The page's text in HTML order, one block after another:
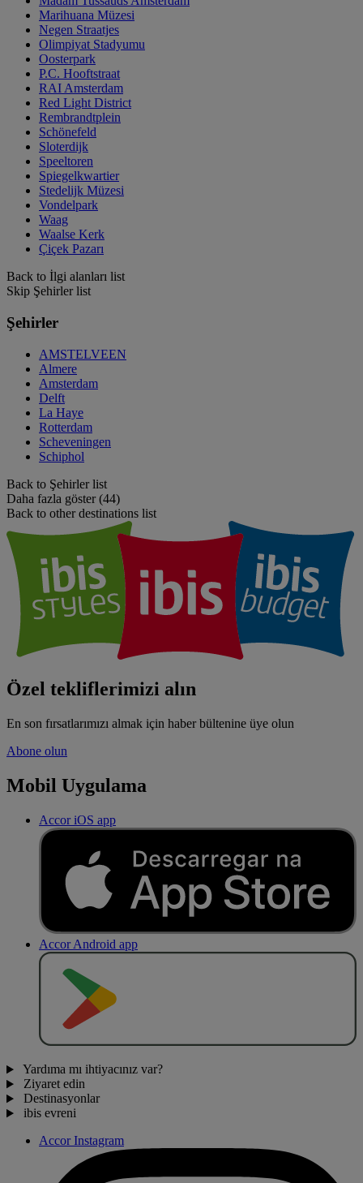
Marihuana Müzesi
Negen Straatjes
Olimpiyat Stadyumu
Oosterpark
P.C. Hooftstraat
RAI Amsterdam
Red Light District
Rembrandtplein
Schönefeld
Sloterdijk
Speeltoren
Spiegelkwartier
Stedelijk Müzesi
Vondelpark
Waag
Waalse Kerk
Çiçek Pazarı
Back to İlgi alanları list
Skip Şehirler list
Şehirler
AMSTELVEEN
Almere
Amsterdam
Delft
La Haye
Rotterdam
Scheveningen
Schiphol
Back to Şehirler list
Daha fazla göster (44)
Back to other destinations list
Özel tekliflerimizi alın
En son fırsatlarımızı almak için haber bültenine üye olun
Abone olun
Mobil Uygulama
Accor iOS app
Accor Android app
Yardıma mı ihtiyacınız var?
Ziyaret edin
Destinasyonlar
ibis evreni
Accor Instagram